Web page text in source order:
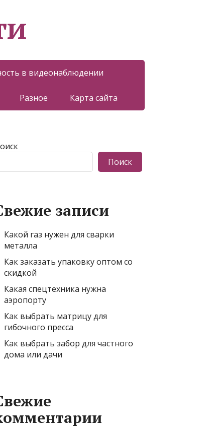
в видеонаблюдении
Разное Карта сайта
Поиск
записи
Какой газ нужен для сварки
металла
Как заказать упаковку оптом со
скидкой
Какая спецтехника нужна
аэропорту
Как выбрать матрицу для
гибочного пресса
Как выбрать забор для частного
дома или дачи